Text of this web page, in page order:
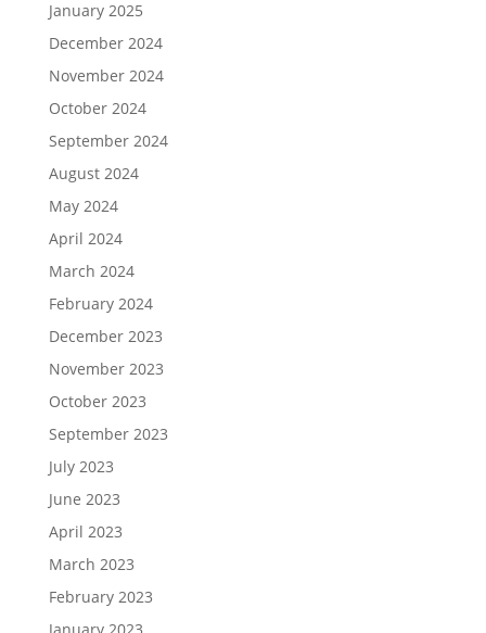
January 2025
December 2024
November 2024
October 2024
September 2024
August 2024
May 2024
April 2024
March 2024
February 2024
December 2023
November 2023
October 2023
September 2023
July 2023
June 2023
April 2023
March 2023
February 2023